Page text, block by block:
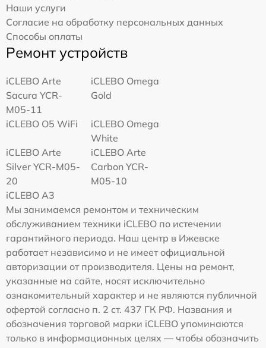
Наши услуги
Согласие на обработку персональных данных
Способы оплаты
Ремонт устройств
iCLEBO Arte
Sacura YCR-
M05-11
iCLEBO Omega
Gold
iCLEBO O5 WiFi
iCLEBO Omega
White
iCLEBO Arte
Silver YCR-M05-
20
iCLEBO Arte
Carbon YCR-
M05-10
iCLEBO A3
Мы занимаемся ремонтом и техническим
обслуживанием техники iCLEBO по истечении
гарантийного периода. Наш центр в Ижевске
работает независимо и не имеет официальной
авторизации от производителя. Цены на ремонт,
указанные на сайте, носят исключительно
ознакомительный характер и не являются публичной
офертой согласно п. 2 ст. 437 ГК РФ. Названия и
обозначения торговой марки iCLEBO упоминаются
только в информационных целях — чтобы обозначить